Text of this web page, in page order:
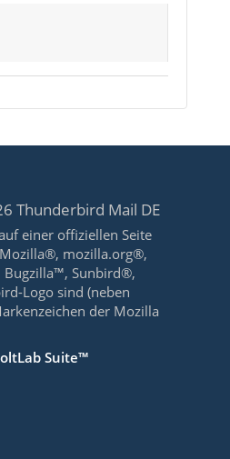
Thunderbird Mail DE
einer offiziellen Seite
mozilla.org®,
Sunbird®,
Logo sind (neben
der Mozilla
Suite™